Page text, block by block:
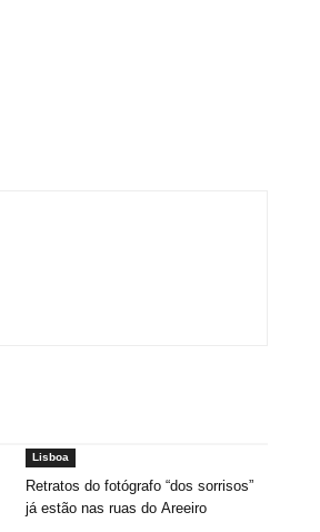
Lisboa
Retratos do fotógrafo “dos sorrisos”
já estão nas ruas do Areeiro